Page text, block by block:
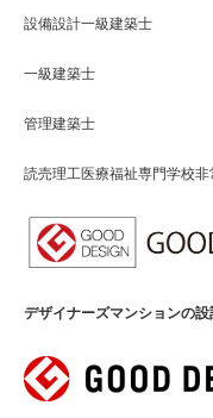
設備設計一級建築士
一級建築士
管理建築士
読売理工医療福祉専門学校
デザイナーズマンションの